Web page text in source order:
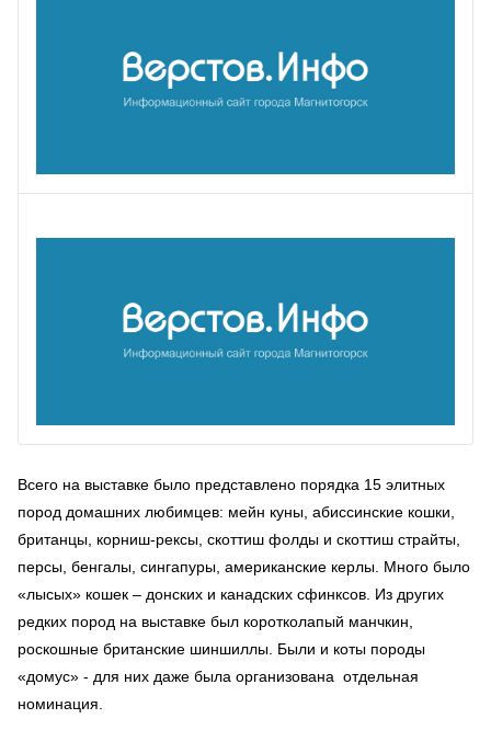
Всего на выставке было представлено порядка 15 элитных
пород домашних любимцев: мейн куны, абиссинские кошки,
британцы, корниш-рексы, скоттиш фолды и скоттиш страйты,
персы, бенгалы, сингапуры, американские керлы. Много было
«лысых» кошек – донских и канадских сфинксов. Из других
редких пород на выставке был коротколапый манчкин,
роскошные британские шиншиллы. Были и коты породы
«домус» - для них даже была организована отдельная
номинация.